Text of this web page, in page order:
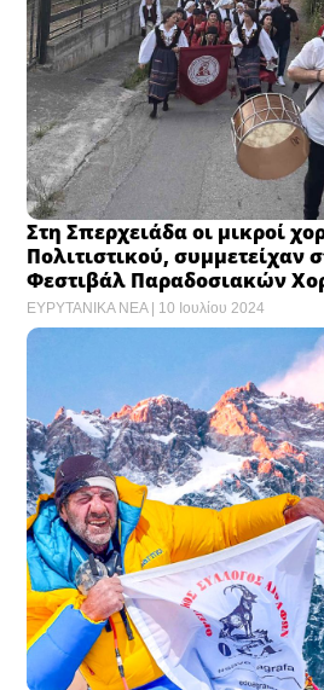
Στη Σπερχειάδα οι μικροί
Πολιτιστικού, συμμετείχαν
Φεστιβάλ Παραδοσιακών
ΕΥΡΥΤΑΝΙΚΑ ΝΕΑ 10 Ιουλίου 2024